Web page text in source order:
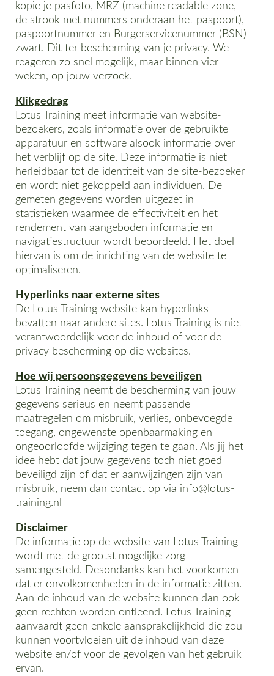
kopie je pasfoto, MRZ (machine readable zone,
de strook met nummers onderaan het paspoort),
paspoortnummer en Burgerservicenummer (BSN)
zwart. Dit ter bescherming van je privacy. We
reageren zo snel mogelijk, maar binnen vier
weken, op jouw verzoek.
Klikgedrag
Lotus Training meet informatie van website-
bezoekers, zoals informatie over de gebruikte
apparatuur en software alsook informatie over
het verblijf op de site. Deze informatie is niet
herleidbaar tot de identiteit van de site-bezoeker
en wordt niet gekoppeld aan individuen. De
gemeten gegevens worden uitgezet in
statistieken waarmee de effectiviteit en het
rendement van aangeboden informatie en
navigatiestructuur wordt beoordeeld. Het doel
hiervan is om de inrichting van de website te
optimaliseren.
Hyperlinks naar externe sites
De Lotus Training website kan hyperlinks
bevatten naar andere sites. Lotus Training is niet
verantwoordelijk voor de inhoud of voor de
privacy bescherming op die websites.
Hoe wij persoonsgegevens beveiligen
Lotus Training neemt de bescherming van jouw
gegevens serieus en neemt passende
maatregelen om misbruik, verlies, onbevoegde
toegang, ongewenste openbaarmaking en
ongeoorloofde wijziging tegen te gaan. Als jij het
idee hebt dat jouw gegevens toch niet goed
beveiligd zijn of dat er aanwijzingen zijn van
misbruik, neem dan contact op via info@lotus-
training.nl
Disclaimer
De informatie op de website van Lotus Training
wordt met de grootst mogelijke zorg
samengesteld. Desondanks kan het voorkomen
dat er onvolkomenheden in de informatie zitten.
Aan de inhoud van de website kunnen dan ook
geen rechten worden ontleend. Lotus Training
aanvaardt geen enkele aansprakelijkheid die zou
kunnen voortvloeien uit de inhoud van deze
website en/of voor de gevolgen van het gebruik
ervan.